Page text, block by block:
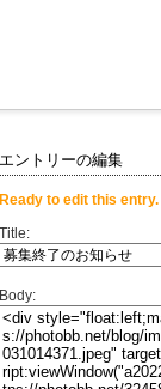
エントリーの編集
Ready to edit this entry.
Title:
Body: